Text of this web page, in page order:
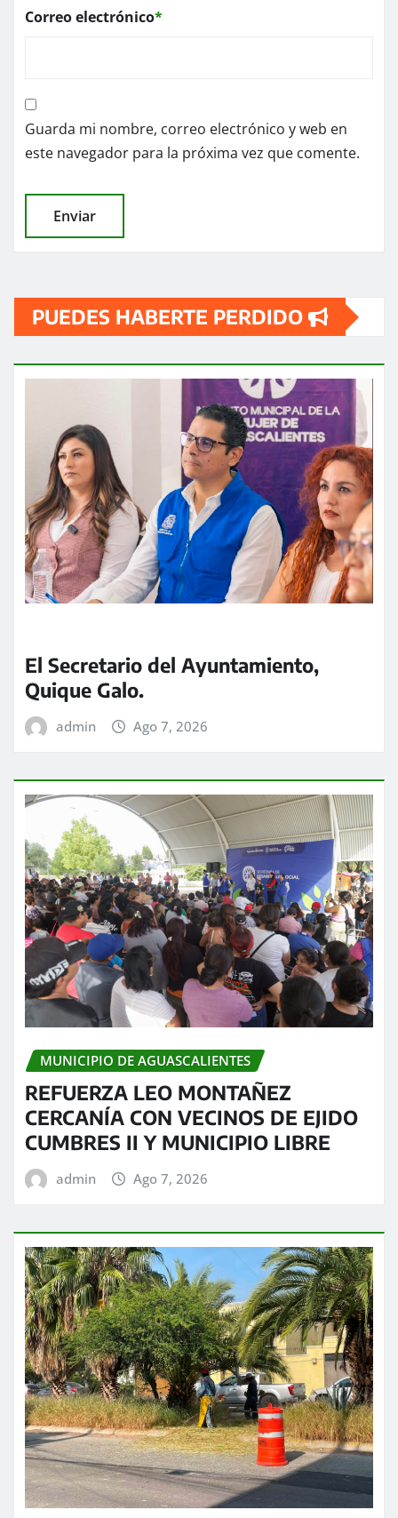
Correo electrónico*
Guarda mi nombre, correo electrónico y web en
este navegador para la próxima vez que comente.
PUEDES HABERTE PERDIDO
El Secretario del Ayuntamiento,
Quique Galo.
admin Ago 7, 2026
MUNICIPIO DE AGUASCALIENTES
REFUERZA LEO MONTAÑEZ
CERCANÍA CON VECINOS DE EJIDO
CUMBRES II Y MUNICIPIO LIBRE
admin Ago 7, 2026